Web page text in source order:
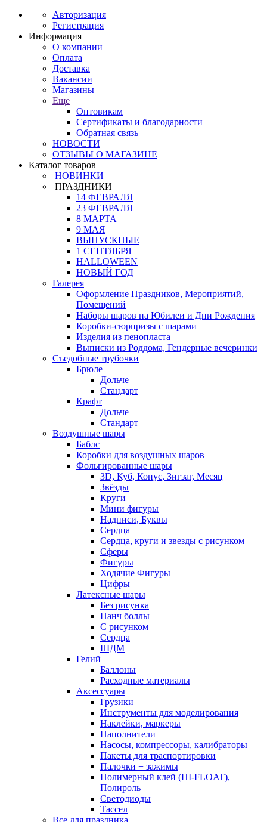
Авторизация
Регистрация
Информация
О компании
Оплата
Доставка
Вакансии
Магазины
Еще
Оптовикам
Сертификаты и благодарности
Обратная связь
НОВОСТИ
ОТЗЫВЫ О МАГАЗИНЕ
Каталог товаров
НОВИНКИ
ПРАЗДНИКИ
14 ФЕВРАЛЯ
23 ФЕВРАЛЯ
8 МАРТА
9 МАЯ
ВЫПУСКНЫЕ
1 СЕНТЯБРЯ
HALLOWEEN
НОВЫЙ ГОД
Галерея
Оформление Праздников, Мероприятий,
Помещений
Наборы шаров на Юбилеи и Дни Рождения
Коробки-сюрпризы с шарами
Изделия из пенопласта
Выписки из Роддома, Гендерные вечеринки
Съедобные трубочки
Брюле
Дольче
Стандарт
Крафт
Дольче
Стандарт
Воздушные шары
Баблс
Коробки для воздушных шаров
Фольгированные шары
3D, Куб, Конус, Зигзаг, Месяц
Звёзды
Круги
Мини фигуры
Надписи, Буквы
Сердца
Сердца, круги и звезды с рисунком
Сферы
Фигуры
Ходячие Фигуры
Цифры
Латексные шары
Без рисунка
Панч боллы
С рисунком
Сердца
ШДМ
Гелий
Баллоны
Расходные материалы
Аксессуары
Грузики
Инструменты для моделирования
Наклейки, маркеры
Наполнители
Насосы, компрессоры, калибраторы
Пакеты для траспортировки
Палочки + зажимы
Полимерный клей (HI-FLOAT),
Полироль
Светодиоды
Тассел
Все для праздника